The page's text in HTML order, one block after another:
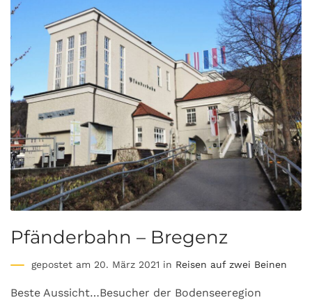
Pfänderbahn – Bregenz
gepostet am 20. März 2021 in Reisen auf zwei Beinen
Beste Aussicht…Besucher der Bodenseeregion